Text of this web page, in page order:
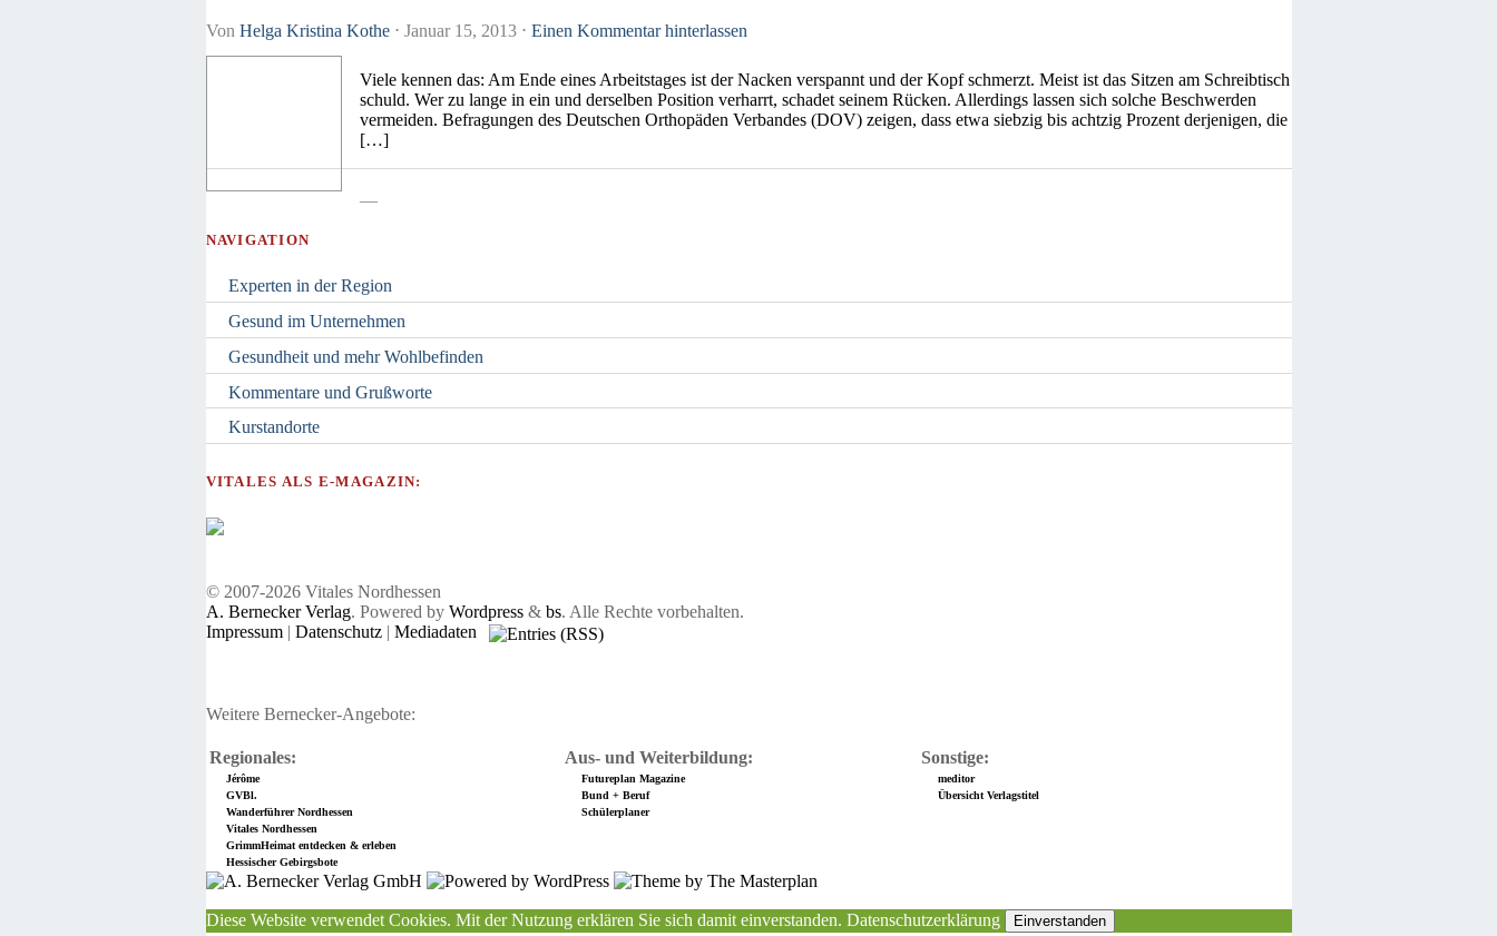
Von Helga Kristina Kothe ⋅ Januar 15, 2013 ⋅ Einen Kommentar hinterlassen
Viele kennen das: Am Ende eines Arbeitstages ist der Nacken verspannt und der Kopf schmerzt. Meist ist das Sitzen am Schreibtisch
schuld. Wer zu lange in ein und derselben Position verharrt, schadet seinem Rücken. Allerdings lassen sich solche Beschwerden
vermeiden. Befragungen des Deutschen Orthopäden Verbandes (DOV) zeigen, dass etwa siebzig bis achtzig Prozent derjenigen, die
[…]
—
NAVIGATION
Experten in der Region
Gesund im Unternehmen
Gesundheit und mehr Wohlbefinden
Kommentare und Grußworte
Kurstandorte
VITALES ALS E-MAGAZIN:
© 2007-2026 Vitales Nordhessen
A. Bernecker Verlag. Powered by Wordpress& bs. Alle Rechte vorbehalten.
Impressum| Datenschutz| Mediadaten
Weitere Bernecker-Angebote:
Regionales: Aus- und Weiterbildung: Sonstige:
Jérôme Futureplan Magazine
meditor
GVBl.
Bund + Beruf
Übersicht Verlagstitel
Wanderführer Nordhessen
Schülerplaner
Vitales Nordhessen
GrimmHeimat entdecken & erleben
Hessischer Gebirgsbote
Diese Website verwendet Cookies. Mit der Nutzung erklären Sie sich damit einverstanden. Datenschutzerklärung Einverstanden